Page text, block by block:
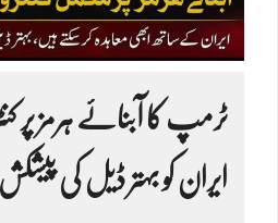
ٹرمپ کا آبنائے ہرمز پر
ایران کو بہتر ڈیل کی پیشکش